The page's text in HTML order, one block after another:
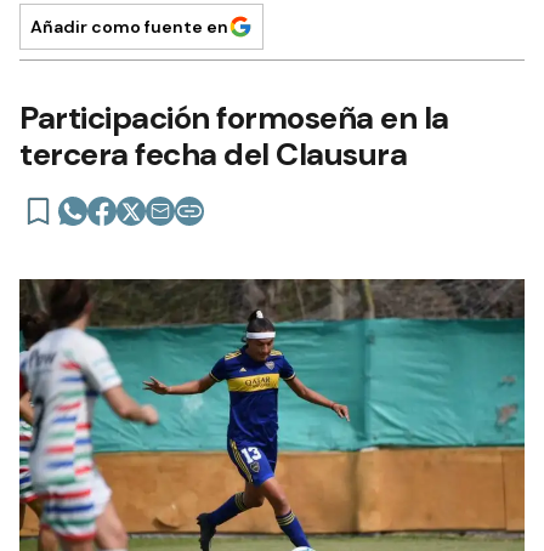
Añadir como fuente en
Participación formoseña en la
tercera fecha del Clausura